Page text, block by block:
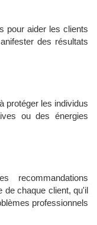
pour aider les clients
des résultats
protéger les individus
ou des énergies
de chaque client, qu'il
professionnels